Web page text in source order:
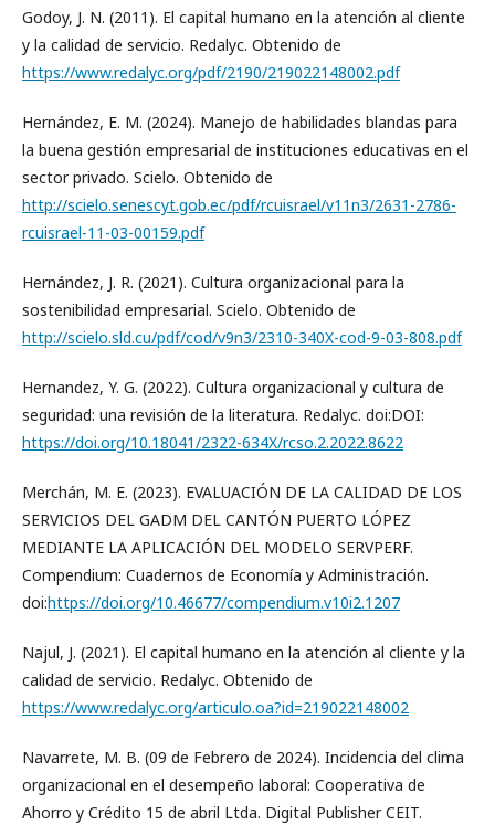
Godoy, J. N. (2011). El capital humano en la atención al cliente
y la calidad de servicio. Redalyc. Obtenido de
https://www.redalyc.org/pdf/2190/219022148002.pdf
Hernández, E. M. (2024). Manejo de habilidades blandas para
la buena gestión empresarial de instituciones educativas en el
sector privado. Scielo. Obtenido de
http://scielo.senescyt.gob.ec/pdf/rcuisrael/v11n3/2631-2786-
rcuisrael-11-03-00159.pdf
Hernández, J. R. (2021). Cultura organizacional para la
sostenibilidad empresarial. Scielo. Obtenido de
http://scielo.sld.cu/pdf/cod/v9n3/2310-340X-cod-9-03-808.pdf
Hernandez, Y. G. (2022). Cultura organizacional y cultura de
seguridad: una revisión de la literatura. Redalyc. doi:DOI:
https://doi.org/10.18041/2322-634X/rcso.2.2022.8622
Merchán, M. E. (2023). EVALUACIÓN DE LA CALIDAD DE LOS
SERVICIOS DEL GADM DEL CANTÓN PUERTO LÓPEZ
MEDIANTE LA APLICACIÓN DEL MODELO SERVPERF.
Compendium: Cuadernos de Economía y Administración.
doi:https://doi.org/10.46677/compendium.v10i2.1207
Najul, J. (2021). El capital humano en la atención al cliente y la
calidad de servicio. Redalyc. Obtenido de
https://www.redalyc.org/articulo.oa?id=219022148002
Navarrete, M. B. (09 de Febrero de 2024). Incidencia del clima
organizacional en el desempeño laboral: Cooperativa de
Ahorro y Crédito 15 de abril Ltda. Digital Publisher CEIT.